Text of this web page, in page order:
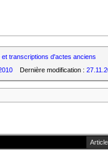
et transcriptions d'actes anciens
Dernière modification :
Article